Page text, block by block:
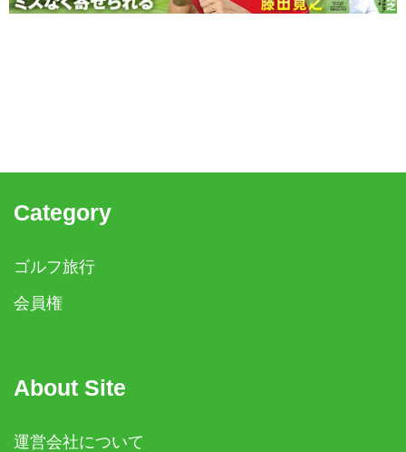
Category
ゴルフ旅行
会員権
About Site
運営会社について